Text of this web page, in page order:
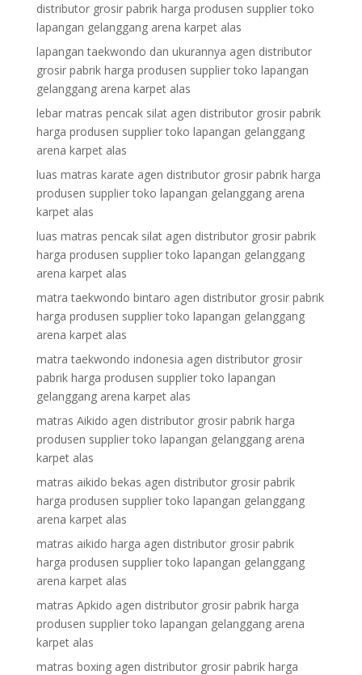
distributor grosir pabrik harga produsen supplier toko
lapangan gelanggang arena karpet alas
lapangan taekwondo dan ukurannya agen distributor
grosir pabrik harga produsen supplier toko lapangan
gelanggang arena karpet alas
lebar matras pencak silat agen distributor grosir pabrik
harga produsen supplier toko lapangan gelanggang
arena karpet alas
luas matras karate agen distributor grosir pabrik harga
produsen supplier toko lapangan gelanggang arena
karpet alas
luas matras pencak silat agen distributor grosir pabrik
harga produsen supplier toko lapangan gelanggang
arena karpet alas
matra taekwondo bintaro agen distributor grosir pabrik
harga produsen supplier toko lapangan gelanggang
arena karpet alas
matra taekwondo indonesia agen distributor grosir
pabrik harga produsen supplier toko lapangan
gelanggang arena karpet alas
matras Aikido agen distributor grosir pabrik harga
produsen supplier toko lapangan gelanggang arena
karpet alas
matras aikido bekas agen distributor grosir pabrik
harga produsen supplier toko lapangan gelanggang
arena karpet alas
matras aikido harga agen distributor grosir pabrik
harga produsen supplier toko lapangan gelanggang
arena karpet alas
matras Apkido agen distributor grosir pabrik harga
produsen supplier toko lapangan gelanggang arena
karpet alas
matras boxing agen distributor grosir pabrik harga